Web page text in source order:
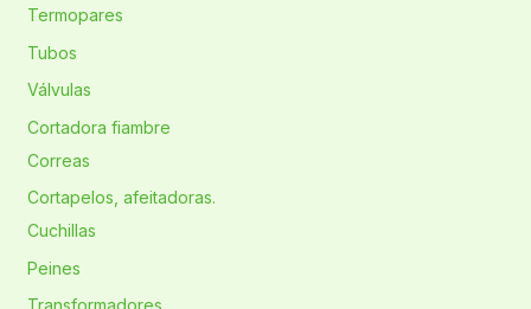
Termopares
Tubos
Válvulas
Cortadora fiambre
Correas
Cortapelos, afeitadoras.
Cuchillas
Peines